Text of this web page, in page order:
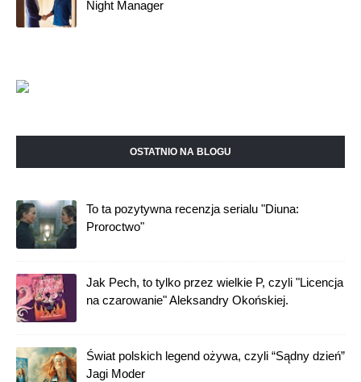
Night Manager
OSTATNIO NA BLOGU
To ta pozytywna recenzja serialu "Diuna:
Proroctwo"
Jak Pech, to tylko przez wielkie P, czyli "Licencja
na czarowanie" Aleksandry Okońskiej.
Świat polskich legend ożywa, czyli “Sądny dzień”
Jagi Moder